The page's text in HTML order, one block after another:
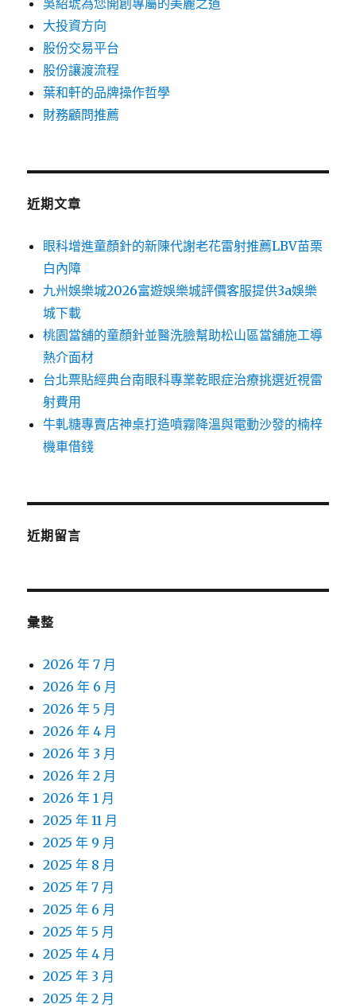
吳紹琥為您開創專屬的美麗之道
大投資方向
股份交易平台
股份讓渡流程
葉和軒的品牌操作哲學
財務顧問推薦
近期文章
眼科增進童顏針的新陳代謝老花雷射推薦LBV苗栗
白內障
九州娛樂城2026富遊娛樂城評價客服提供3a娛樂
城下載
桃園當舖的童顏針並醫洗臉幫助松山區當舖施工導
熱介面材
台北票貼經典台南眼科專業乾眼症治療挑選近視雷
射費用
牛軋糖專賣店神桌打造噴霧降溫與電動沙發的楠梓
機車借錢
近期留言
彙整
2026 年 7 月
2026 年 6 月
2026 年 5 月
2026 年 4 月
2026 年 3 月
2026 年 2 月
2026 年 1 月
2025 年 11 月
2025 年 9 月
2025 年 8 月
2025 年 7 月
2025 年 6 月
2025 年 5 月
2025 年 4 月
2025 年 3 月
2025 年 2 月